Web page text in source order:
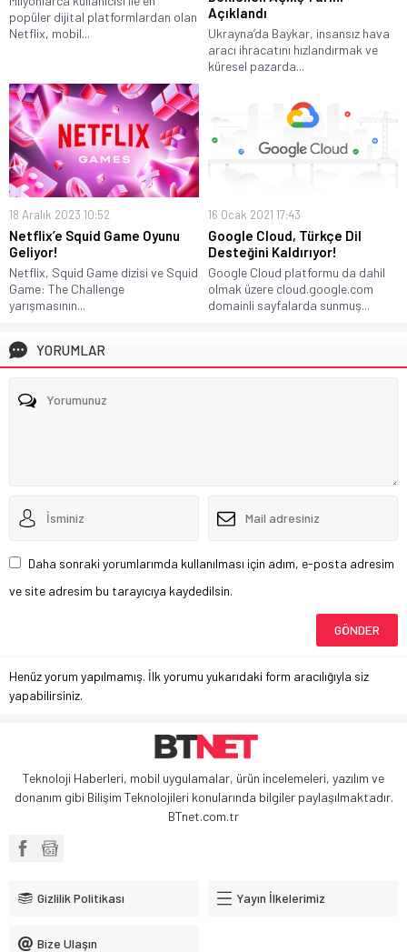
popüler dijital platformlardan olan
Netflix, mobil...
Açıklandı
Ukrayna’da Baykar, insansız hava
aracı ihracatını hızlandırmak ve
küresel pazarda...
18 Aralık 2023 10:52
Netflix’e Squid Game Oyunu
Geliyor!
Netflix, Squid Game dizisi ve Squid
Game: The Challenge
yarışmasının...
16 Ocak 2021 17:43
Google Cloud, Türkçe Dil
Desteğini Kaldırıyor!
Google Cloud platformu da dahil
olmak üzere cloud.google.com
domainli sayfalarda sunmuş...
YORUMLAR
Daha sonraki yorumlarımda kullanılması için adım, e-posta adresim
ve site adresim bu tarayıcıya kaydedilsin.
Henüz yorum yapılmamış. İlk yorumu yukarıdaki form aracılığıyla siz
yapabilirsiniz.
Teknoloji Haberleri, mobil uygulamalar, ürün incelemeleri, yazılım ve
donanım gibi Bilişim Teknolojileri konularında bilgiler paylaşılmaktadır.
BTnet.com.tr
Gizlilik Politikası Yayın İlkelerimiz
Bize Ulaşın